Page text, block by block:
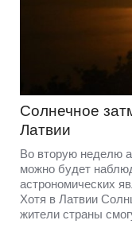
Солнечное
Латвии
Во вторую неделю
можно будет
астрономических
Хотя в Латвии
жители страны